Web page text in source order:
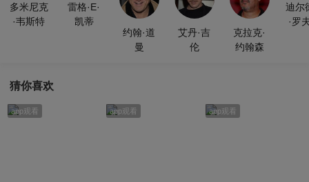
多米尼克
·韦斯特
雷格·E·
凯蒂
约翰·道
曼
艾丹·吉
伦
克拉克·
约翰森
迪尔
·罗
猜你喜欢
app观看 app观看 app观看